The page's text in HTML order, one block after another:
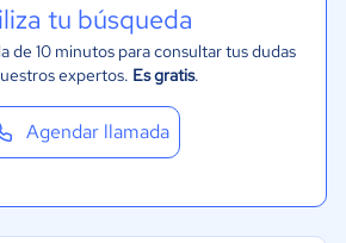
tu búsqueda
de 10 minutos para consultar tus dudas
expertos. Es gratis.
Agendar llamada